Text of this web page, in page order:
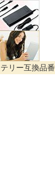
リー互換品番